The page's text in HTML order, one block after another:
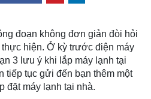
đoạn không đơn giản đòi hỏi
hiện. Ở kỳ trước điện máy
3 lưu ý khi lắp máy lạnh tại
tiếp tục gửi đến bạn thêm một
đặt máy lạnh tại nhà.